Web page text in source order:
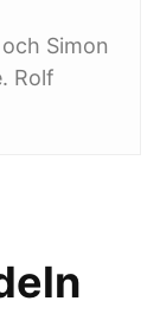
Simon
Rolf